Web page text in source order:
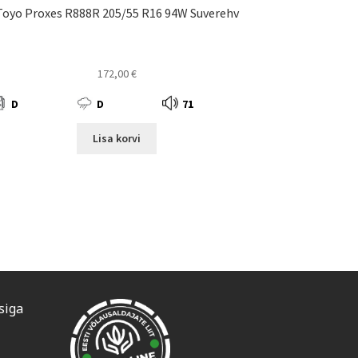
Proxes R888R 205/55 R16 94W Suverehv
172,00€
D D 71
Lisa korvi